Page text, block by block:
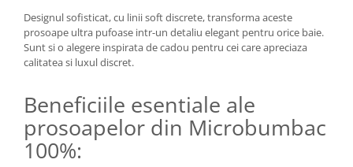
Designul sofisticat, cu linii soft discrete, transforma aceste
prosoape ultra pufoase intr-un detaliu elegant pentru orice baie.
Sunt si o alegere inspirata de cadou pentru cei care apreciaza
calitatea si luxul discret.
Beneficiile esentiale ale
prosoapelor din Microbumbac
100%: